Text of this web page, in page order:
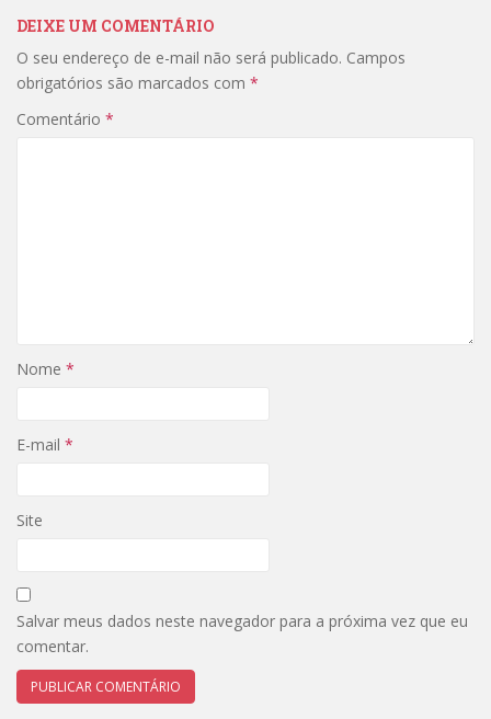
DEIXE UM COMENTÁRIO
O seu endereço de e-mail não será publicado. Campos
obrigatórios são marcados com *
Comentário *
Nome *
E-mail *
Site
Salvar meus dados neste navegador para a próxima vez que eu
comentar.